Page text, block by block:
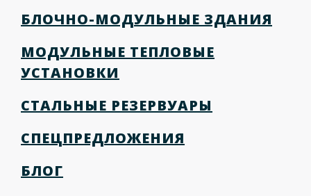
БЛОЧНО-МОДУЛЬНЫЕ ЗДАНИЯ
МОДУЛЬНЫЕ ТЕПЛОВЫЕ
УСТАНОВКИ
СТАЛЬНЫЕ РЕЗЕРВУАРЫ
СПЕЦПРЕДЛОЖЕНИЯ
БЛОГ